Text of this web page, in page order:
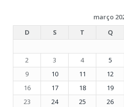
março
D
S T Q
2
3 4 5
9
10 11 12
16
17 18 19
23
24 25 26